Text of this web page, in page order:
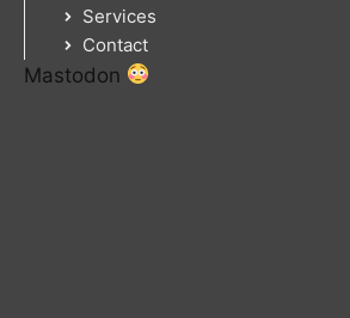
Services
Contact
Mastodon